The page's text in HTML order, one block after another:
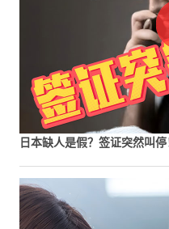
日本缺人是假？签证突然叫停